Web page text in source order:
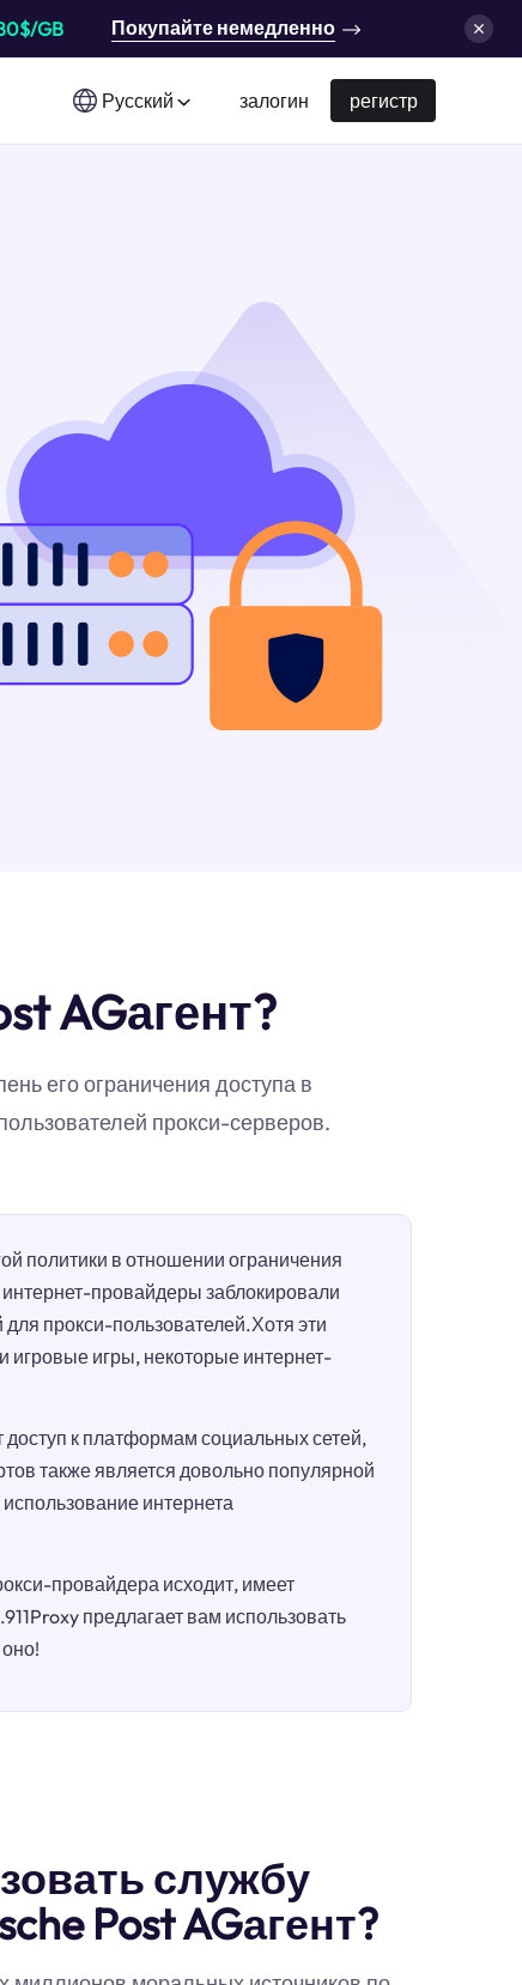
GB Покупайте немедленно
Русский залогин регистр
AGагент?
его ограничения доступа в
прокси-серверов.
политики в отношении ограничения
провайдеры заблокировали
прокси-пользователей.Хотя эти
игровые игры, некоторые интернет-
к платформам социальных сетей,
также является довольно популярной
интернета
провайдера исходит, имеет
предлагает вам использовать
службу
Post AGагент?